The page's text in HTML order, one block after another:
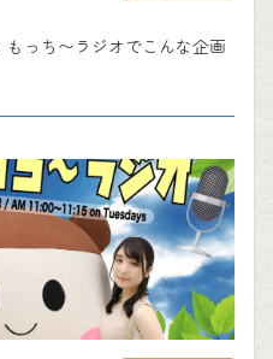
もっち〜ラジオでこんな企画